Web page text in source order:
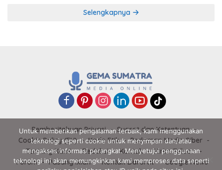
Selengkapnya
Pemberitahuan Privasi
Syarat dan Ketentuan
Cookie Policy (EU)
Kode Etik
Pedoman Media Siber
Tentang Kami
Redaksi Kontak
Kirim Tulisan
Forum
Pasang Iklan Kontak Darurat Google News
Untuk memberikan pengalaman terbaik, kami menggunakan
teknologi seperti cookie untuk menyimpan dan/atau
mengakses informasi perangkat. Menyetujui penggunaan
teknologi ini akan memungkinkan kami memproses data seperti